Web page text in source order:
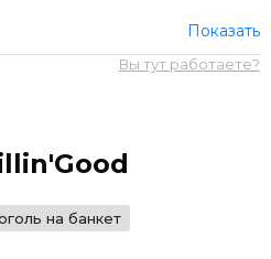
Показать
Вы тут работаете?
на банкет